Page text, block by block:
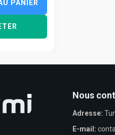
PANIER
Nous
Adresse:
E-mail: